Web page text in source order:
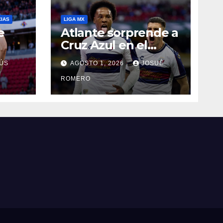
LIGA MX
Atlante sorprende a
Cruz Azul en el
Banorte
AGOSTO 1, 2026 JOSUÉ
ROMERO